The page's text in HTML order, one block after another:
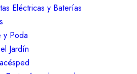
Eléctricas y Baterías
y Poda
Jardín